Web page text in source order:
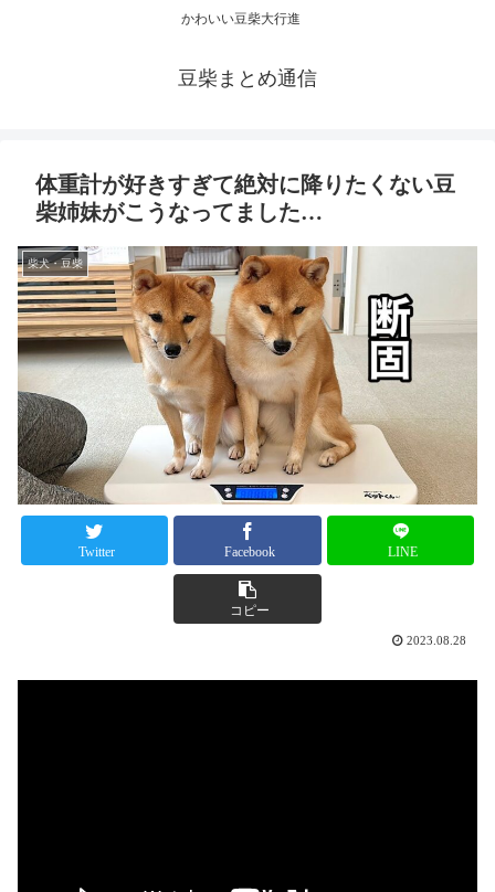
かわいい豆柴大行進
豆柴まとめ通信
体重計が好きすぎて絶対に降りたくない豆
柴姉妹がこうなってました…
柴犬・豆柴
Twitter Facebook LINE
コピー
2023.08.28